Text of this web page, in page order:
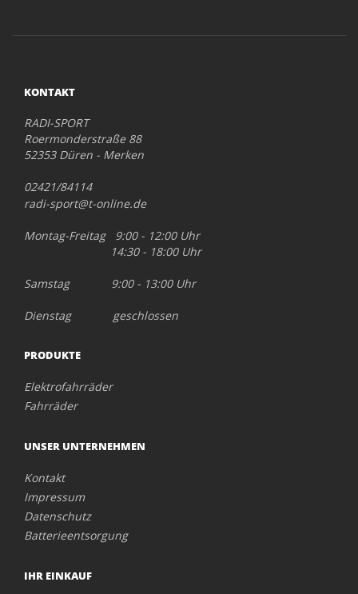
KONTAKT
RADI-SPORT
Roermonderstraße 88
52353 Düren - Merken
02421/84114
radi-sport@t-online.de
Montag-Freitag 9:00 - 12:00 Uhr
14:30 - 18:00 Uhr
Samstag 9:00 - 13:00 Uhr
Dienstag geschlossen
PRODUKTE
Elektrofahrräder
Fahrräder
UNSER UNTERNEHMEN
Kontakt
Impressum
Datenschutz
Batterieentsorgung
IHR EINKAUF